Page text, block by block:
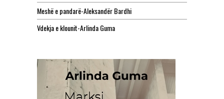
Meshë e pandarë-Aleksandër Bardhi
Vdekja e klounit-Arlinda Guma